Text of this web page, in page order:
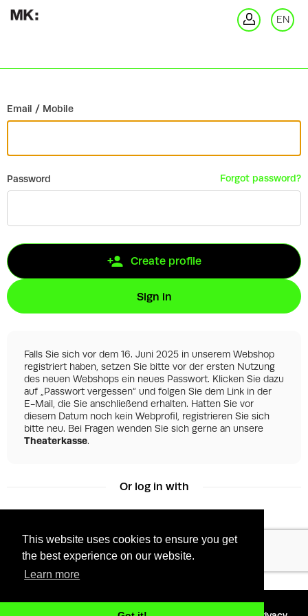
This website uses cookies to ensure you get
the best experience on our website.
Learn more
EN
Email / Mobile
Password Forgot password?
Create profile
Sign in
Falls Sie sich vor dem 16. Juni 2025 in unserem Webshop
registriert haben, setzen Sie bitte vor der ersten Nutzung
des neuen Webshops ein neues Passwort. Klicken Sie dazu
auf „Passwort vergessen“ und folgen Sie dem Link in der
E-Mail, die Sie anschließend erhalten. Hatten Sie vor
diesem Datum noch kein Webprofil, registrieren Sie sich
bitte neu. Bei Fragen wenden Sie sich gerne an unsere
Theaterkasse.
Or log in with
Facebook